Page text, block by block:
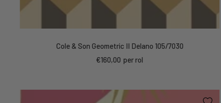
Cole & Son Geometric II Delano 105/7030
Kortings
€160,00 per rol